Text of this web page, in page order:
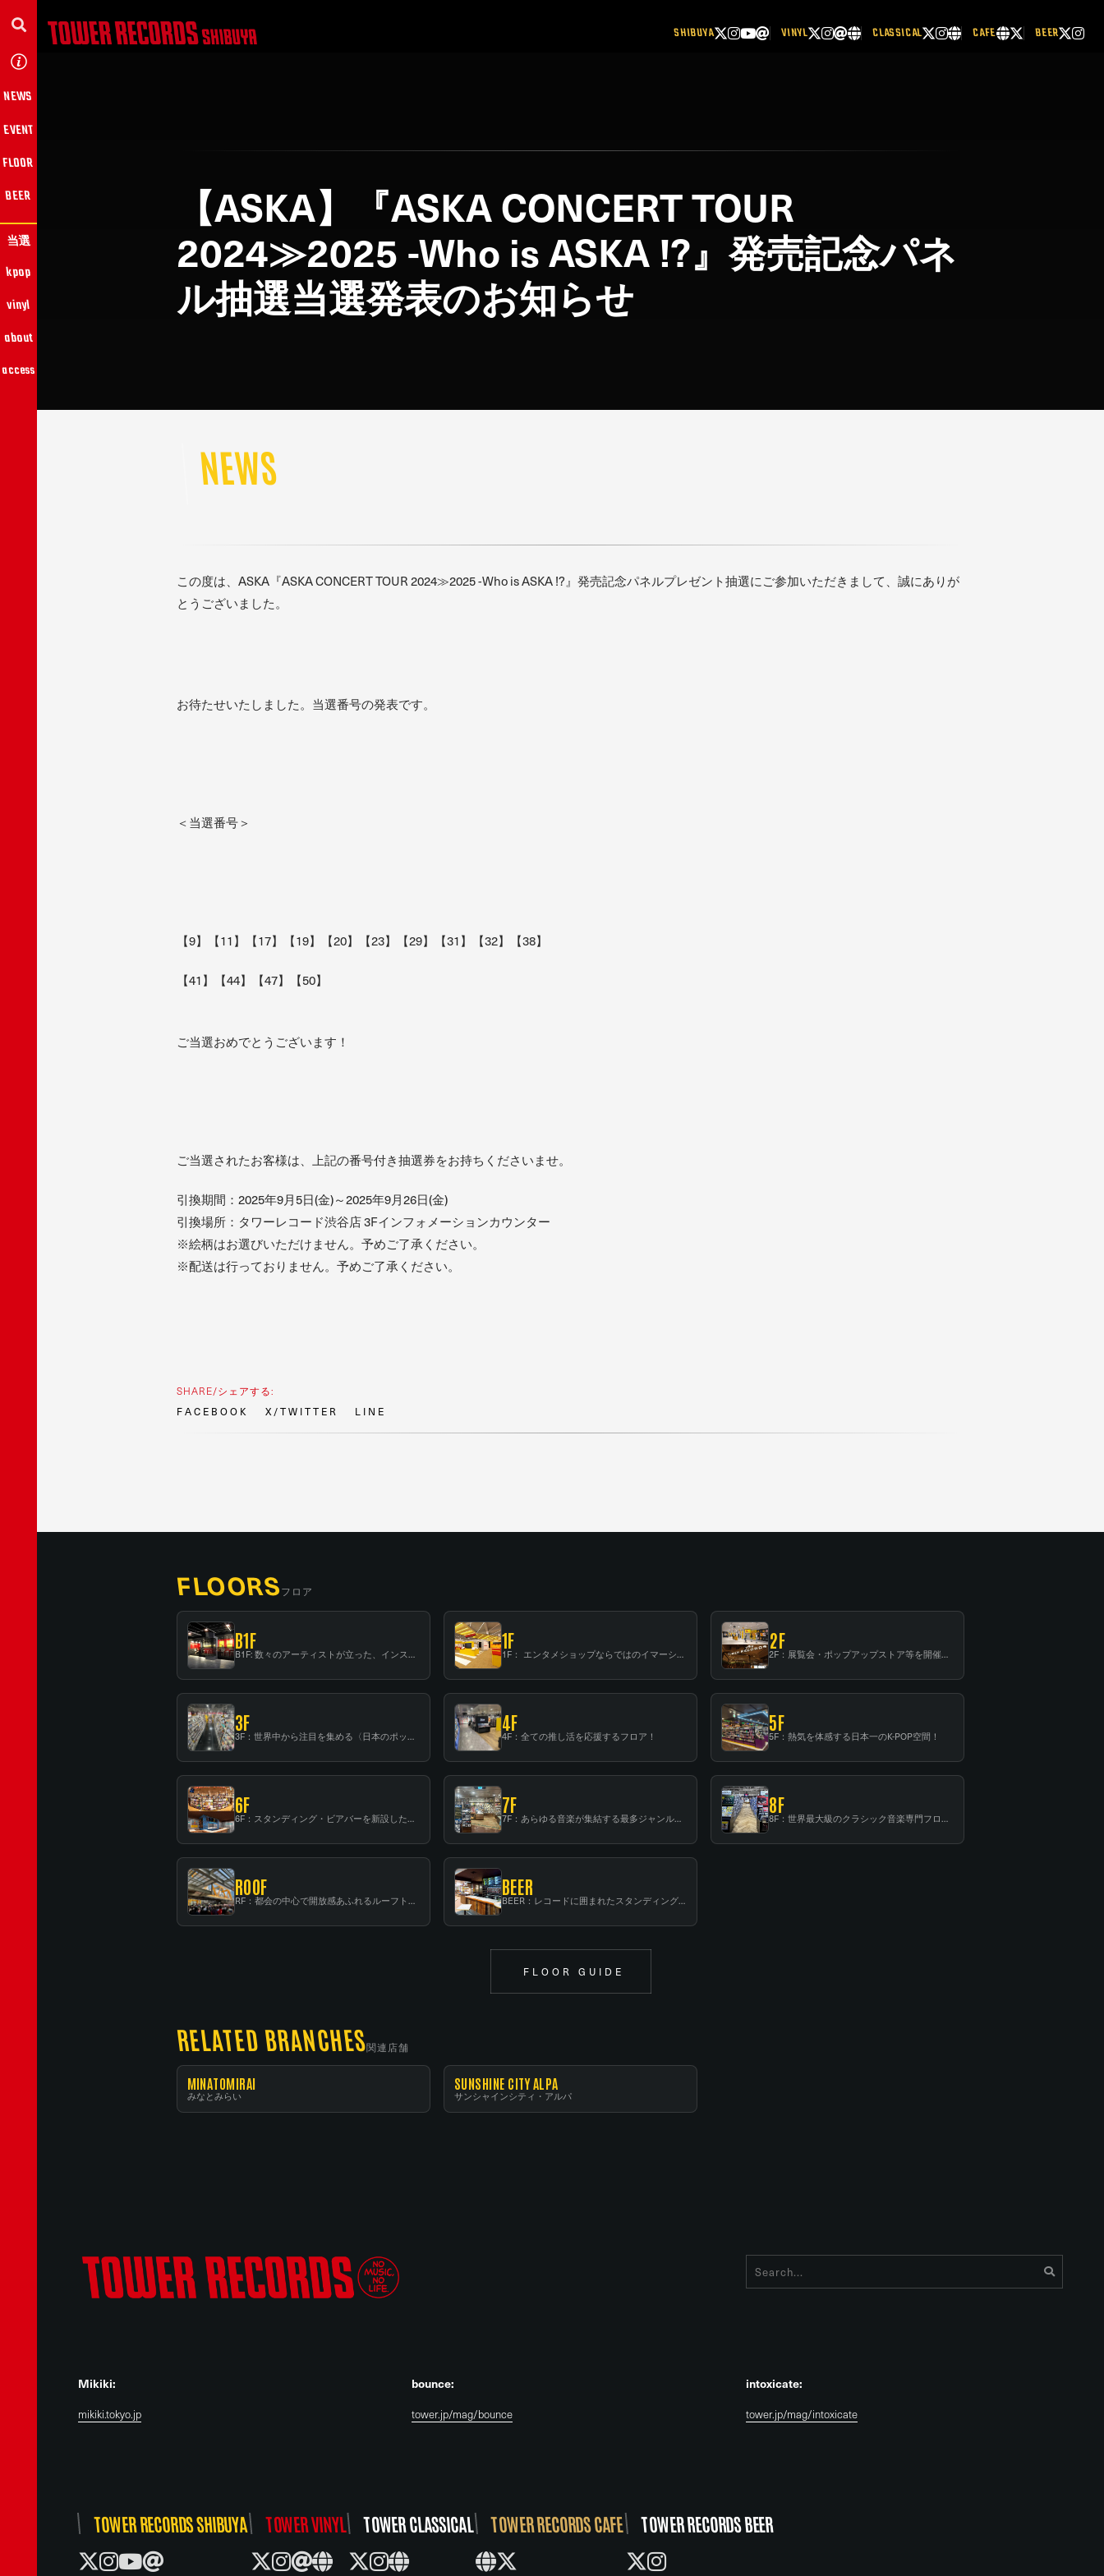
SHIBUYA VINYL CLASSICAL CAFE BEER
NEWS
EVENT
当選
FLOOR
BEER
kpop
vinyl
about
access
【ASKA】『ASKA CONCERT TOUR
2024≫2025 -Who is ASKA !?』発売記念パネ
ル抽選当選発表のお知らせ
NEWS
この度は、ASKA『ASKA CONCERT TOUR 2024≫2025 -Who is ASKA !?』発売記念パネルプレゼント抽選にご参加いただきまして、誠にありが
とうございました。
お待たせいたしました。当選番号の発表です。
＜当選番号＞
【9】【11】【17】【19】【20】【23】【29】【31】【32】【38】
【41】【44】【47】【50】
ご当選おめでとうございます！
ご当選されたお客様は、上記の番号付き抽選券をお持ちくださいませ。
引換期間：2025年9月5日(金)～2025年9月26日(金)
引換場所：タワーレコード渋谷店 3Fインフォメーションカウンター
※絵柄はお選びいただけません。予めご了承ください。
※配送は行っておりません。予めご了承ください。
SHARE/シェアする:
FAC E B OO K X/TW ITT E R L I N E
FLOORSフロア
B1F
B1F: 数々のアーティストが立った、インストアイベントの聖地！
1F
1F： エンタメショップならではのイマーシブ空間
2F
2F：展覧会・ポップアップストア等を開催！大型催事スペース「TOWER SPACE SHIBUYA」
3F
3F：世界中から注目を集める〈日本のポップカルチャー〉の発信基地！
4F
4F：全ての推し活を応援するフロア！
5F
5F：熱気を体感する日本一のK-POP空間！
6F
6F：スタンディング・ビアバーを新設した日本最大規模のレコード専門フロア！
7F
7F：あらゆる音楽が集結する最多ジャンルフロア！
8F
8F：世界最大級のクラシック音楽専門フロア！
ROOF
RF：都会の中心で開放感あふれるルーフトップイベントスペース
BEER
BEER：レコードに囲まれたスタンディングバー
FLOOR GUIDE
RELATED BRANCHES関連店舗
MINATOMIRAI
みなとみらい
SUNSHINE CITY ALPA
サンシャインシティ・アルパ
Mikiki:
mikiki.tokyo.jp
bounce:
tower.jp/mag/bounce
intoxicate:
tower.jp/mag/intoxicate
TOWER RECORDS SHIBUYA TOWER VINYL TOWER CLASSICAL TOWER RECORDS CAFE TOWER RECORDS BEER